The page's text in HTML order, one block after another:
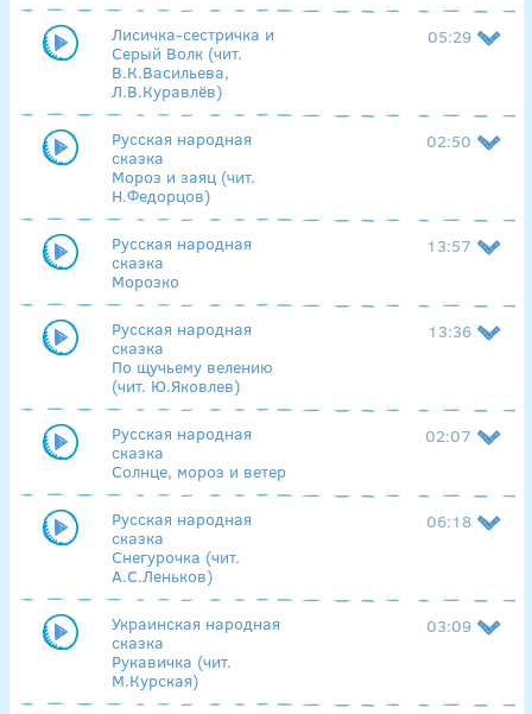
Лисичка-сестричка и
Серый Волк (чит.
В.К.Васильева,
Л.В.Куравлёв)
05:29
Русская народная
сказка
Мороз и заяц (чит.
Н.Федорцов)
02:50
Русская народная
сказка
Морозко
13:57
Русская народная
сказка
По щучьему велению
(чит. Ю.Яковлев)
13:36
Русская народная
сказка
Солнце, мороз и ветер
02:07
Русская народная
сказка
Снегурочка (чит.
А.С.Леньков)
06:18
Украинская народная
сказка
Рукавичка (чит.
М.Курская)
03:09